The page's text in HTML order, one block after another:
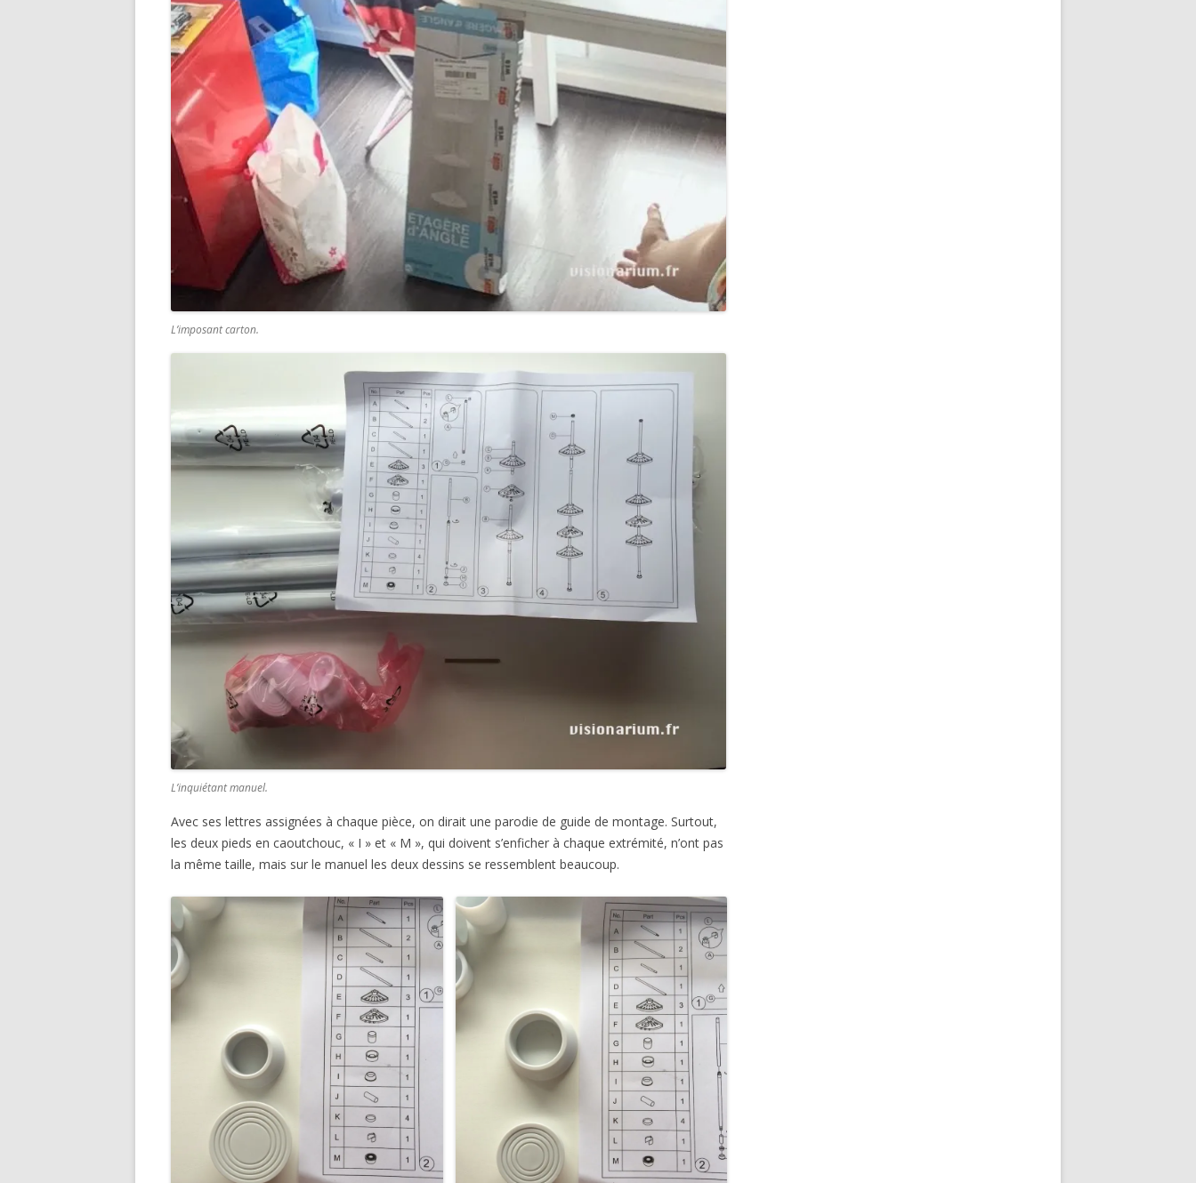
L’imposant carton.
L’inquiétant manuel.
Avec ses lettres assignées à chaque pièce, on dirait une parodie de guide de montage. Surtout,
les deux pieds en caoutchouc, « I » et « M », qui doivent s’enficher à chaque extrémité, n’ont pas
la même taille, mais sur le manuel les deux dessins se ressemblent beaucoup.